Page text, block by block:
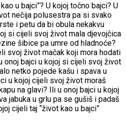
u bajci”? U kojoj točno bajci? U
nečija polusestra pa si svako
i petu da bi obula nekakvu
si cijeli svoj život mala djevojčica
šibice pa umre od hladnoće?
svoj život mačak koji mora hodati
onoj bajci u kojoj si cijeli svoj život
netko pojede kašu i spava u
u kojoj cijeli svoj život moraš
na glavi? Ili u onoj bajci u kojoj
jabuka u grlu pa se gušiš i padaš
cijeli taj “život kao u bajci”